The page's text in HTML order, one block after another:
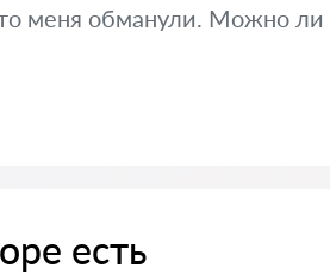
меня обманули. Можно ли
есть